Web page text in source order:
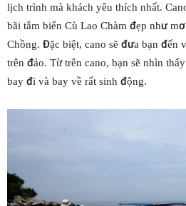
lịch trình mà khách yêu thích nhất.
bãi tắm biển Cù Lao Chàm đẹp như
Chồng. Đặc biệt, cano sẽ đưa bạn đến
trên đảo. Từ trên cano, bạn sẽ nhìn
bay đi và bay về rất sinh động.